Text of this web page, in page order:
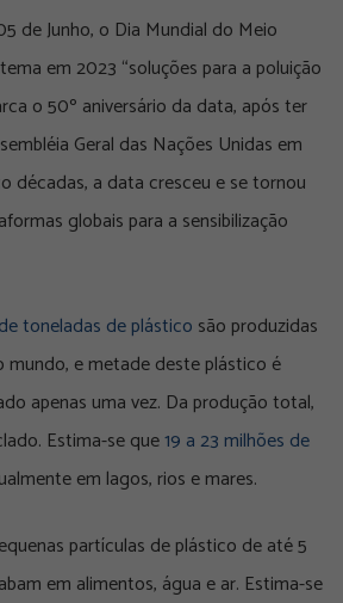
de Junho, o Dia Mundial do Meio
em 2023 “soluções para a poluição
o 50º aniversário da data, após ter
Geral das Nações Unidas em
décadas, a data cresceu e se tornou
globais para a sensibilização
toneladas de plástico são produzidas
e metade deste plástico é
apenas uma vez. Da produção total,
Estima-se que19 a 23 milhões de
em lagos, rios e mares.
partículas de plástico de até 5
em alimentos, água e ar. Estima-se